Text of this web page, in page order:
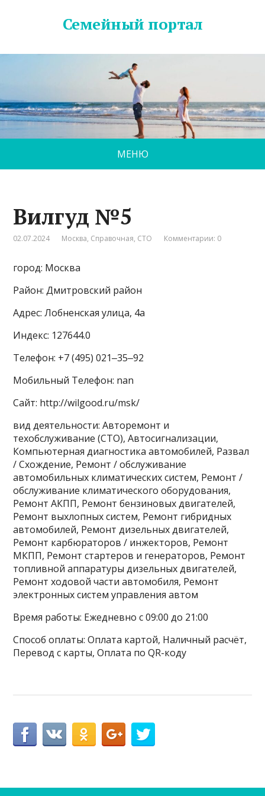
Семейный портал
МЕНЮ
Вилгуд №5
02.07.2024 Москва, Справочная, СТО Комментарии: 0
город: Москва
Район: Дмитровский район
Адрес: Лобненская улица, 4а
Индекс: 127644.0
Телефон: +7 (495) 021‒35‒92
Мобильный Телефон: nan
Сайт: http://wilgood.ru/msk/
вид деятельности: Авторемонт и
техобслуживание (СТО), Автосигнализации,
Компьютерная диагностика автомобилей, Развал
/ Схождение, Ремонт / обслуживание
автомобильных климатических систем, Ремонт /
обслуживание климатического оборудования,
Ремонт АКПП, Ремонт бензиновых двигателей,
Ремонт выхлопных систем, Ремонт гибридных
автомобилей, Ремонт дизельных двигателей,
Ремонт карбюраторов / инжекторов, Ремонт
МКПП, Ремонт стартеров и генераторов, Ремонт
топливной аппаратуры дизельных двигателей,
Ремонт ходовой части автомобиля, Ремонт
электронных систем управления автом
Время работы: Ежедневно с 09:00 до 21:00
Способ оплаты: Оплата картой, Наличный расчёт,
Перевод с карты, Оплата по QR-коду